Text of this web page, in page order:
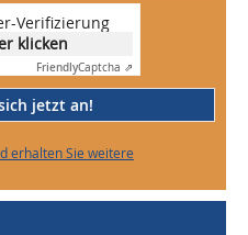
Verifizierung
klicken
FriendlyCaptcha ⇗
jetzt an!
erhalten Sie weitere